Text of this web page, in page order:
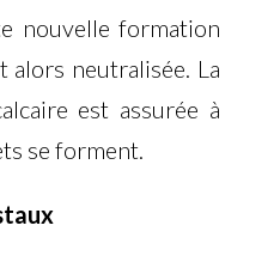
nouvelle formation
alors neutralisée. La
est assurée à
se forment.